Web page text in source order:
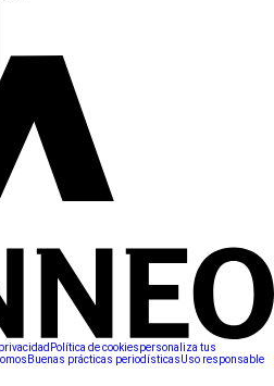
Política de cookiespersonaliza tus
Buenas prácticas periodísticasUso responsable